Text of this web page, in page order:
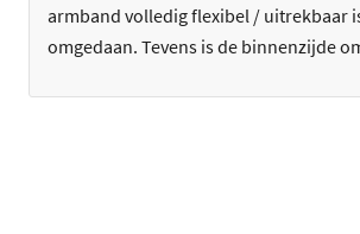
armband volledig flexibel / uitrekbaar
omgedaan. Tevens is de binnenzijde